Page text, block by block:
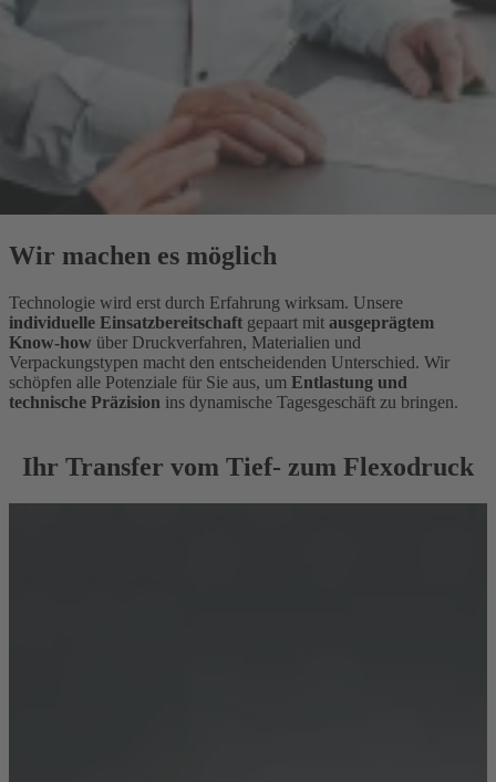
Wir machen es möglich
Technologie wird erst durch Erfahrung wirksam. Unsere
individuelle Einsatzbereitschaft gepaart mit ausgeprägtem
Know-how über Druckverfahren, Materialien und
Verpackungstypen macht den entscheidenden Unterschied. Wir
schöpfen alle Potenziale für Sie aus, um Entlastung und
technische Präzision ins dynamische Tagesgeschäft zu bringen.
Ihr Transfer vom Tief- zum Flexodruck